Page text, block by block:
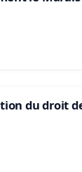
du droit